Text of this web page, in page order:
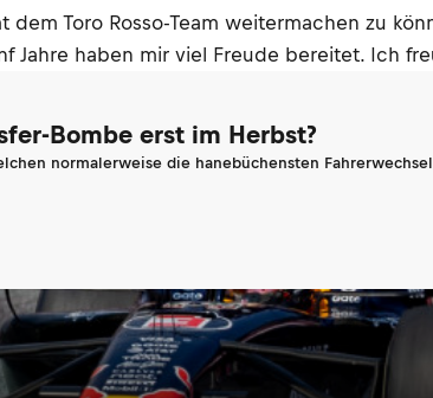
Toro Rosso-Team weitermachen zu
haben mir viel Freude bereitet. Ich
Bombe erst im Herbst?
normalerweise die hanebüchensten